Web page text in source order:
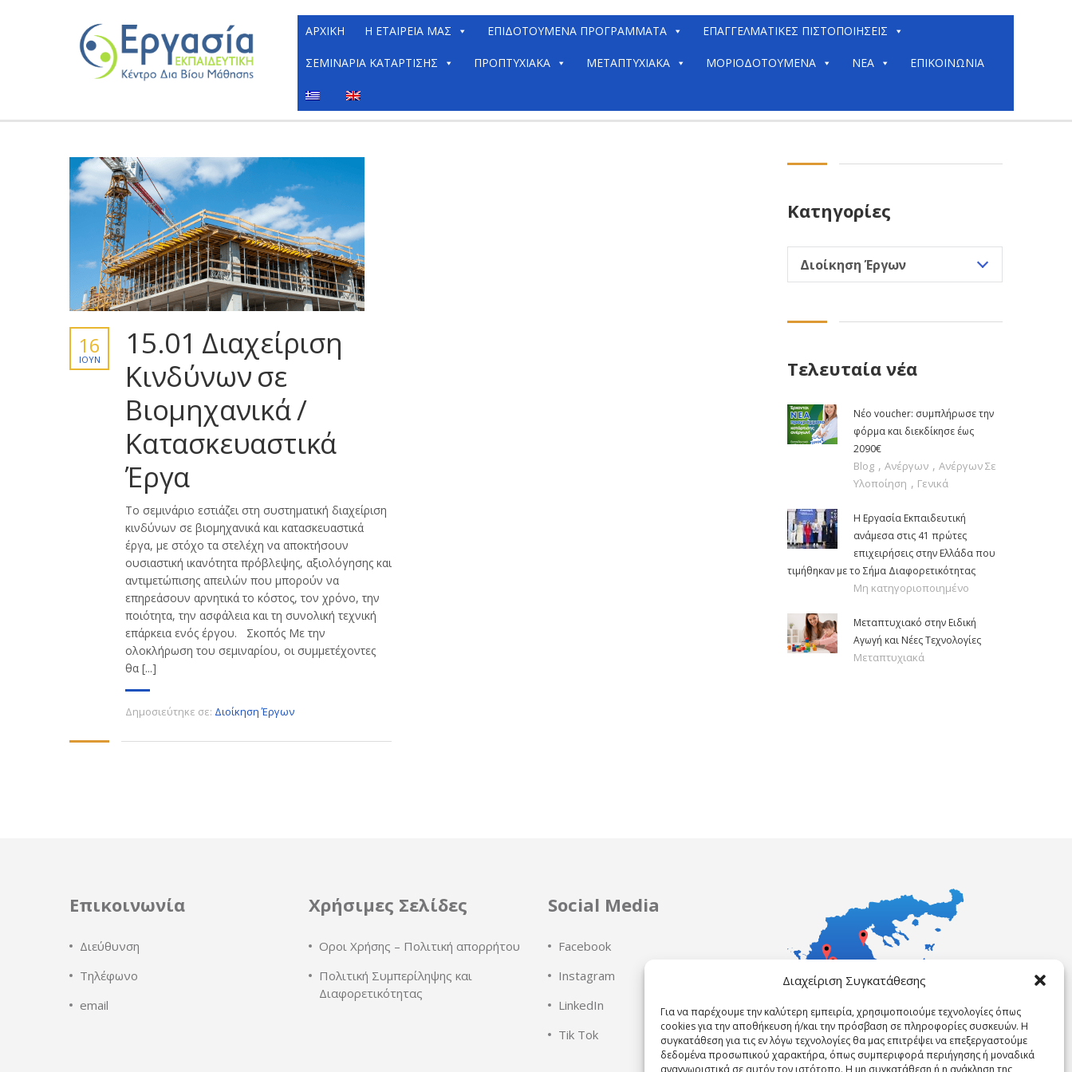
Διαχείριση Συγκατάθεσης
Για να παρέχουμε την καλύτερη εμπειρία, χρησιμοποιούμε τεχνολογίες όπως
cookies για την αποθήκευση ή/και την πρόσβαση σε πληροφορίες συσκευών. Η
συγκατάθεση για τις εν λόγω τεχνολογίες θα μας επιτρέψει να επεξεργαστούμε
δεδομένα προσωπικού χαρακτήρα, όπως συμπεριφορά περιήγησης ή μοναδικά
αναγνωριστικά σε αυτόν τον ιστότοπο. Η μη συγκατάθεση ή η ανάκληση της
ΑΡΧΙΚΉ H ΕΤΑΙΡΕΊΑ ΜΑΣ ΕΠΙΔΟΤΟΥΜΕΝΑ ΠΡΟΓΡΑΜΜΑΤΑ ΕΠΑΓΓΕΛΜΑΤΙΚΈΣ ΠΙΣΤΟΠΟΙΉΣΕΙΣ
ΣΕΜΙΝΆΡΙΑ ΚΑΤΆΡΤΙΣΗΣ ΠΡΟΠΤΥΧΙΑΚΆ ΜΕΤΑΠΤΥΧΙΑΚΆ ΜΟΡΙΟΔΟΤΟΎΜΕΝΑ ΝΈΑ ΕΠΙΚΟΙΝΩΝΊΑ
15.01 Διαχείριση
Κινδύνων σε
Βιομηχανικά /
Κατασκευαστικά
Έργα
16
ΙΟΎΝ
Το σεμινάριο εστιάζει στη συστηματική διαχείριση
κινδύνων σε βιομηχανικά και κατασκευαστικά
έργα, με στόχο τα στελέχη να αποκτήσουν
ουσιαστική ικανότητα πρόβλεψης, αξιολόγησης και
αντιμετώπισης απειλών που μπορούν να
επηρεάσουν αρνητικά το κόστος, τον χρόνο, την
ποιότητα, την ασφάλεια και τη συνολική τεχνική
επάρκεια ενός έργου. Σκοπός Με την
ολοκλήρωση του σεμιναρίου, οι συμμετέχοντες
θα [...]
Δημοσιεύτηκε σε: Διοίκηση Έργων
Κατηγορίες
Διοίκηση Έργων
Τελευταία νέα
Νέο voucher: συμπλήρωσε την
φόρμα και διεκδίκησε έως
2090€
Blog , Ανέργων , Ανέργων Σε
Υλοποίηση , Γενικά
Η Εργασία Εκπαιδευτική
ανάμεσα στις 41 πρώτες
επιχειρήσεις στην Ελλάδα που
τιμήθηκαν με το Σήμα Διαφορετικότητας
Μη κατηγοριοποιημένο
Μεταπτυχιακό στην Ειδική
Αγωγή και Νέες Τεχνολογίες
Μεταπτυχιακά
Επικοινωνία
Διεύθυνση
Τηλέφωνο
email
Χρήσιμες Σελίδες
Οροι Χρήσης – Πολιτική απορρήτου
Πολιτική Συμπερίληψης και
Διαφορετικότητας
Social Media
Facebook
Instagram
LinkedIn
Tik Tok